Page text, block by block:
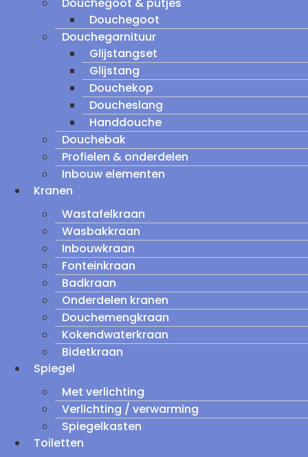
Douchegoot
Douchegarnituur
Glijstangset
Glijstang
Douchekop
Doucheslang
Handdouche
Douchebak
Profielen & onderdelen
Inbouw elementen
Kranen
Wastafelkraan
Wasbakkraan
Inbouwkraan
Fonteinkraan
Badkraan
Onderdelen kranen
Douchemengkraan
Kokendwaterkraan
Bidetkraan
Spiegel
Met verlichting
Verlichting / verwarming
Spiegelkasten
Toiletten